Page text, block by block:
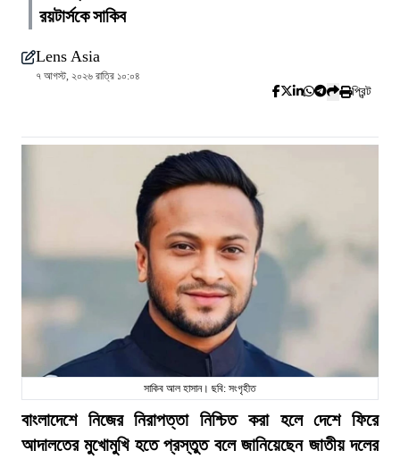
রয়টার্সকে সাকিব
Lens Asia
৭ আগস্ট, ২০২৬ রাত্রি ১০:০৪
প্রিন্ট
সাকিব আল হাসান। ছবি: সংগৃহীত
বাংলাদেশে নিজের নিরাপত্তা নিশ্চিত করা হলে দেশে ফিরে
আদালতের মুখোমুখি হতে প্রস্তুত বলে জানিয়েছেন জাতীয় দলের